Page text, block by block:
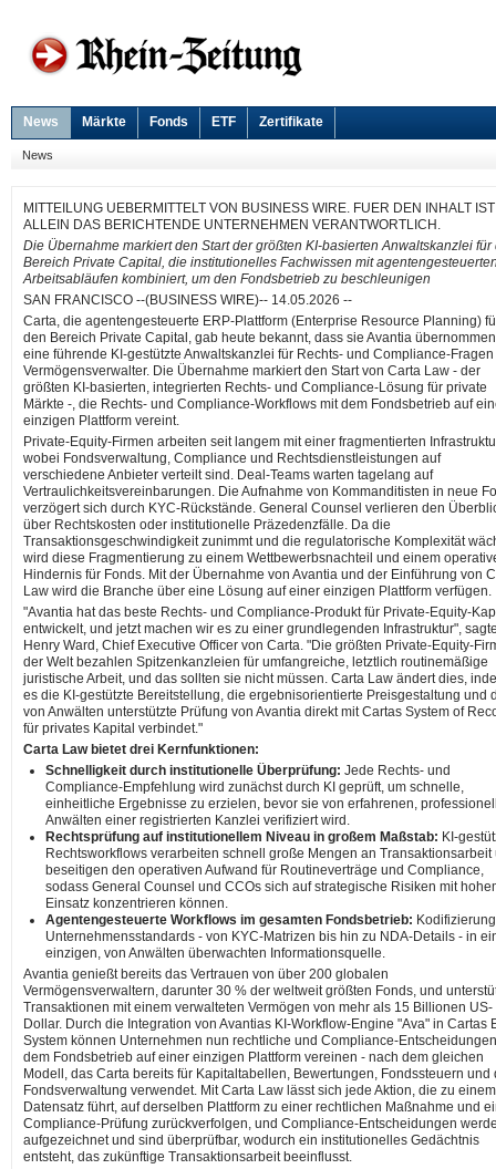
News Märkte Fonds ETF Zertifikate
News
MITTEILUNG UEBERMITTELT VON BUSINESS WIRE. FUER DEN INHALT IST
ALLEIN DAS BERICHTENDE UNTERNEHMEN VERANTWORTLICH.
Die Übernahme markiert den Start der größten KI-basierten Anwaltskanzlei für
Bereich Private Capital, die institutionelles Fachwissen mit
Arbeitsabläufen kombiniert, um den Fondsbetrieb zu beschleunigen
SAN FRANCISCO --(BUSINESS WIRE)-- 14.05.2026 --
Carta, die agentengesteuerte ERP-Plattform (Enterprise Resource Planning)
den Bereich Private Capital, gab heute bekannt, dass sie Avantia
eine führende KI-gestützte Anwaltskanzlei für Rechts- und Compliance-Fragen
Vermögensverwalter. Die Übernahme markiert den Start von Carta Law - der
größten KI-basierten, integrierten Rechts- und Compliance-Lösung für private
Märkte -, die Rechts- und Compliance-Workflows mit dem Fondsbetrieb auf
einzigen Plattform vereint.
Private-Equity-Firmen arbeiten seit langem mit einer fragmentierten
wobei Fondsverwaltung, Compliance und Rechtsdienstleistungen auf
verschiedene Anbieter verteilt sind. Deal-Teams warten tagelang auf
Vertraulichkeitsvereinbarungen. Die Aufnahme von Kommanditisten in neue
verzögert sich durch KYC-Rückstände. General Counsel verlieren den
über Rechtskosten oder institutionelle Präzedenzfälle. Da die
Transaktionsgeschwindigkeit zunimmt und die regulatorische Komplexität
wird diese Fragmentierung zu einem Wettbewerbsnachteil und einem
Hindernis für Fonds. Mit der Übernahme von Avantia und der Einführung von
Law wird die Branche über eine Lösung auf einer einzigen Plattform verfügen.
"Avantia hat das beste Rechts- und Compliance-Produkt für Private-Equity-
entwickelt, und jetzt machen wir es zu einer grundlegenden Infrastruktur",
Henry Ward, Chief Executive Officer von Carta. "Die größten Private-Equity-
der Welt bezahlen Spitzenkanzleien für umfangreiche, letztlich routinemäßige
juristische Arbeit, und das sollten sie nicht müssen. Carta Law ändert dies,
es die KI-gestützte Bereitstellung, die ergebnisorientierte Preisgestaltung und
von Anwälten unterstützte Prüfung von Avantia direkt mit Cartas System of
für privates Kapital verbindet."
Carta Law bietet drei Kernfunktionen:
Schnelligkeit durch institutionelle Überprüfung: Jede Rechts- und
Compliance-Empfehlung wird zunächst durch KI geprüft, um schnelle,
einheitliche Ergebnisse zu erzielen, bevor sie von erfahrenen,
Anwälten einer registrierten Kanzlei verifiziert wird.
Rechtsprüfung auf institutionellem Niveau in großem Maßstab: KI-
Rechtsworkflows verarbeiten schnell große Mengen an Transaktionsarbeit
beseitigen den operativen Aufwand für Routineverträge und Compliance,
sodass General Counsel und CCOs sich auf strategische Risiken mit
Einsatz konzentrieren können.
Agentengesteuerte Workflows im gesamten Fondsbetrieb:
Unternehmensstandards - von KYC-Matrizen bis hin zu NDA-Details - in
einzigen, von Anwälten überwachten Informationsquelle.
Avantia genießt bereits das Vertrauen von über 200 globalen
Vermögensverwaltern, darunter 30 % der weltweit größten Fonds, und
Transaktionen mit einem verwalteten Vermögen von mehr als 15 Billionen US-
Dollar. Durch die Integration von Avantias KI-Workflow-Engine "Ava" in Cartas
System können Unternehmen nun rechtliche und Compliance-
dem Fondsbetrieb auf einer einzigen Plattform vereinen - nach dem gleichen
Modell, das Carta bereits für Kapitaltabellen, Bewertungen, Fondssteuern und
Fondsverwaltung verwendet. Mit Carta Law lässt sich jede Aktion, die zu einem
Datensatz führt, auf derselben Plattform zu einer rechtlichen Maßnahme und
Compliance-Prüfung zurückverfolgen, und Compliance-Entscheidungen
aufgezeichnet und sind überprüfbar, wodurch ein institutionelles Gedächtnis
entsteht, das zukünftige Transaktionsarbeit beeinflusst.